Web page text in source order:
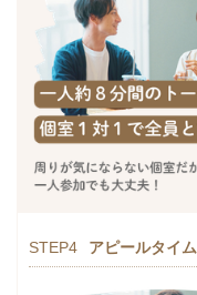
STEP4 アピールタイム